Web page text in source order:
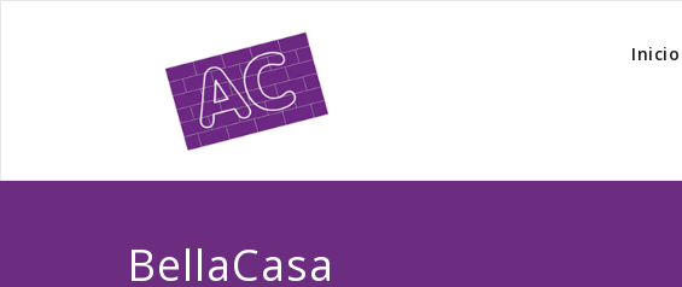
Inicio
BellaCasa